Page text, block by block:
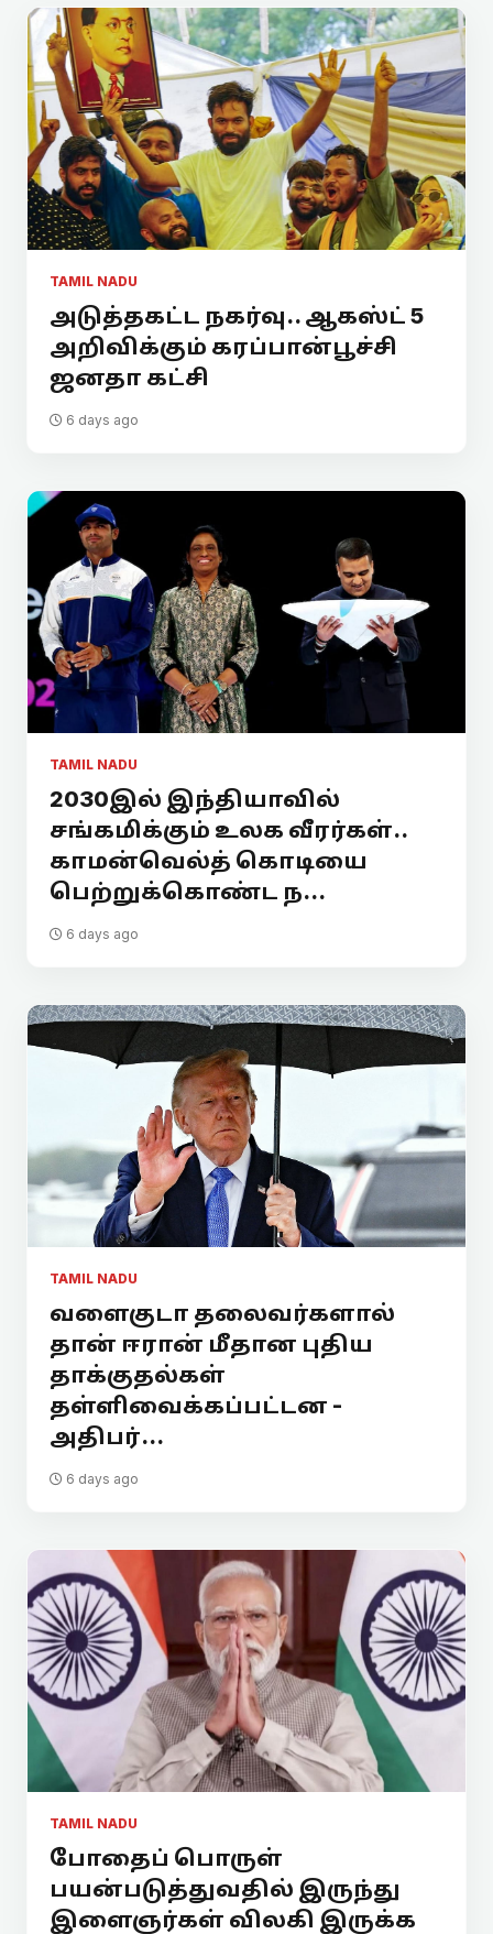
TAMIL NADU
அடுத்தகட்ட நகர்வு.. ஆகஸ்ட் 5
அறிவிக்கும் கரப்பான்பூச்சி
ஜனதா கட்சி
6 days ago
TAMIL NADU
2030இல் இந்தியாவில்
சங்கமிக்கும் உலக வீரர்கள்..
காமன்வெல்த் கொடியை
பெற்றுக்கொண்ட ந...
6 days ago
TAMIL NADU
வளைகுடா தலைவர்களால்
தான் ஈரான் மீதான புதிய
தாக்குதல்கள்
தள்ளிவைக்கப்பட்டன -
அதிபர்...
6 days ago
TAMIL NADU
போதைப் பொருள்
பயன்படுத்துவதில் இருந்து
இளைஞர்கள் விலகி இருக்க